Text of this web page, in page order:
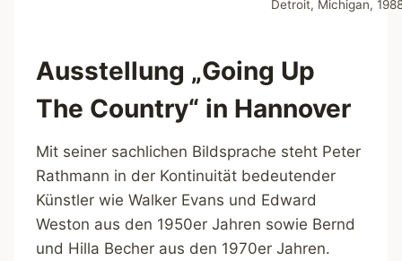
Detroit, Michigan,
Ausstellung „Going Up
The Country“ in Hannover
Mit seiner sachlichen Bildsprache steht Peter
Rathmann in der Kontinuität bedeutender
Künstler wie Walker Evans und Edward
Weston aus den 1950er Jahren sowie Bernd
und Hilla Becher aus den 1970er Jahren.